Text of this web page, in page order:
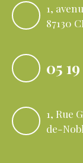
1,
87130
05
1, Rue
de-